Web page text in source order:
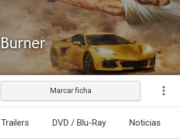
Burner
Estrenada
Marcar ficha
Trailers DVD / Blu-Ray Noticias